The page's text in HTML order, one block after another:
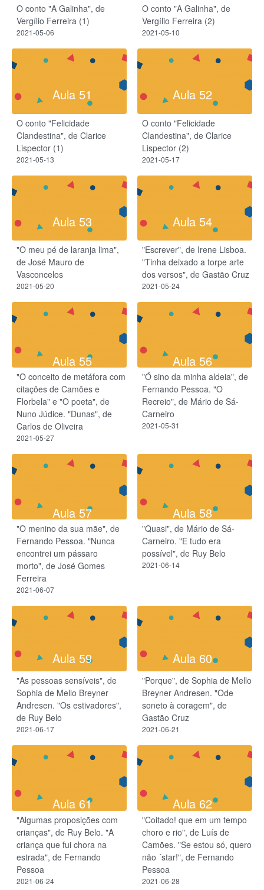
O conto "A Galinha", de
Vergílio Ferreira (1)
2021-05-06
O conto "A Galinha", de
Vergílio Ferreira (2)
2021-05-10
Aula 51
O conto "Felicidade
Clandestina", de Clarice
Lispector (1)
2021-05-13
Aula 52
O conto "Felicidade
Clandestina", de Clarice
Lispector (2)
2021-05-17
Aula 53
"O meu pé de laranja lima",
de José Mauro de
Vasconcelos
2021-05-20
Aula 54
"Escrever", de Irene Lisboa.
"Tinha deixado a torpe arte
dos versos", de Gastão Cruz
2021-05-24
Aula 55
"O conceito de metáfora com
citações de Camões e
Florbela" e "O poeta", de
Nuno Júdice. "Dunas", de
Carlos de Oliveira
2021-05-27
Aula 56
"Ó sino da minha aldeia", de
Fernando Pessoa. "O
Recreio", de Mário de Sá-
Carneiro
2021-05-31
Aula 57
"O menino da sua mãe", de
Fernando Pessoa. "Nunca
encontrei um pássaro
morto", de José Gomes
Ferreira
2021-06-07
Aula 58
"Quasi", de Mário de Sá-
Carneiro. "E tudo era
possível", de Ruy Belo
2021-06-14
Aula 59
"As pessoas sensíveis", de
Sophia de Mello Breyner
Andresen. "Os estivadores",
de Ruy Belo
2021-06-17
Aula 60
"Porque", de Sophia de Mello
Breyner Andresen. "Ode
soneto à coragem", de
Gastão Cruz
2021-06-21
Aula 61
"Algumas proposições com
crianças", de Ruy Belo. "A
criança que fui chora na
estrada", de Fernando
Pessoa
2021-06-24
Aula 62
"Coitado! que em um tempo
choro e rio", de Luís de
Camões. "Se estou só, quero
não ´star!", de Fernando
Pessoa
2021-06-28